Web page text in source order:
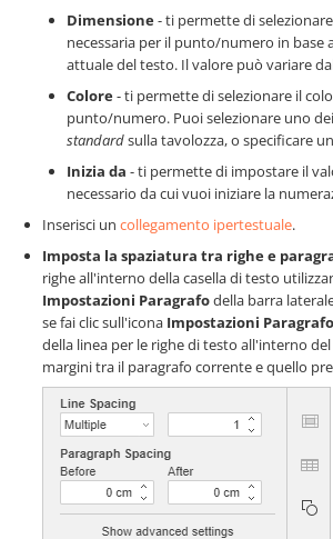
Dimensione- ti permette di
necessaria per il punto/numero in base
attuale del testo. Il valore può variare
Colore- ti permette di selezionare il
punto/numero. Puoi selezionare uno dei
standardsulla tavolozza, o specificare
Inizia da - ti permette di impostare il
necessario da cui vuoi iniziare la
Inserisci un collegamento ipertestuale.
Imposta la spaziatura tra righe e
righe all'interno della casella di testo
Impostazioni Paragrafodella barra
se fai clic sull'icona Impostazioni Paragrafo
della linea per le righe di testo all'interno
margini tra il paragrafo corrente e quello